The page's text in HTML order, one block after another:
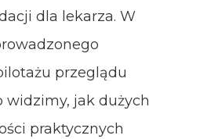
dla lekarza. W
przeglądu
widzimy, jak dużych
praktycznych